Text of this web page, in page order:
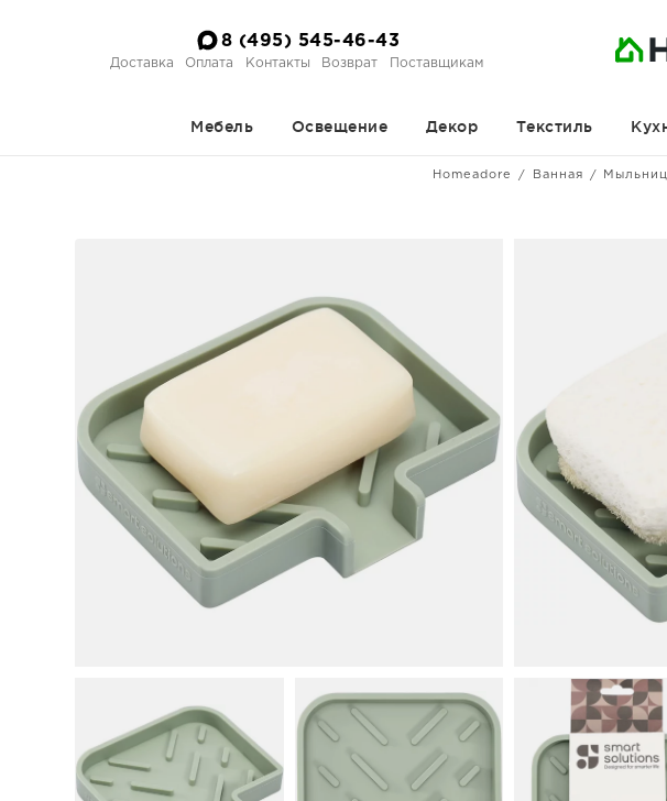
8 (495) 545-46-43
Доставка Оплата Контакты Возврат Поставщикам
Мебель Освещение Декор Текстиль
Homeadore Ванная